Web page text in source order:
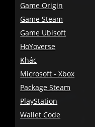
Game Origin
Game Steam
Game Ubisoft
HoYoverse
Khác
Microsoft - Xbox
Package Steam
PlayStation
Wallet Code